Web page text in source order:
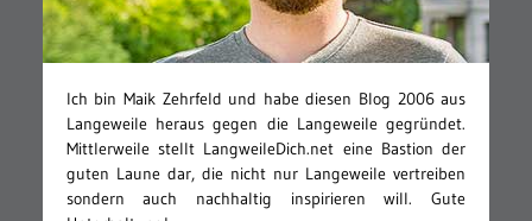
Ich bin Maik Zehrfeld und habe diesen Blog 2006 aus
Langeweile heraus gegen die Langeweile gegründet.
Mittlerweile stellt LangweileDich.net eine Bastion der
guten Laune dar, die nicht nur Langeweile vertreiben
sondern auch nachhaltig inspirieren will. Gute